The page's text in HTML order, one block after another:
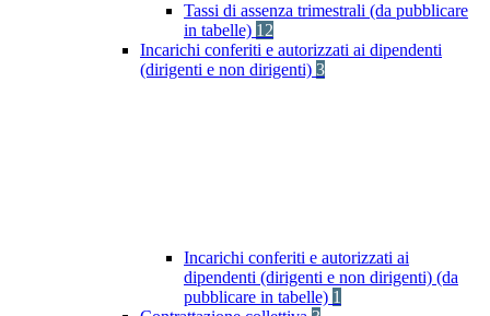
Tassi di assenza trimestrali (da pubblicare
in tabelle) 12
Incarichi conferiti e autorizzati ai dipendenti
(dirigenti e non dirigenti) 3
Incarichi conferiti e autorizzati ai
dipendenti (dirigenti e non dirigenti) (da
pubblicare in tabelle) 1